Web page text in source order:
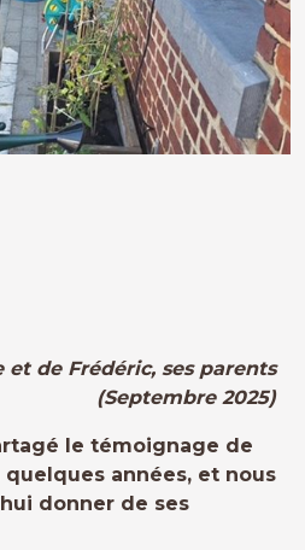
et de Frédéric, ses parents
(Septembre 2025)
le témoignage de
années, et nous
donner de ses